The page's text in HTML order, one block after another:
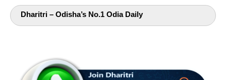
Dharitri – Odisha’s No.1 Odia Daily